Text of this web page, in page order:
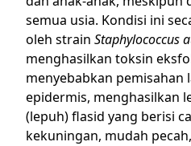
semua usia. Kondisi ini
oleh strain Staphylococcus
menghasilkan toksin
menyebabkan pemisahan
epidermis, menghasilkan
(lepuh) flasid yang berisi
kekuningan, mudah